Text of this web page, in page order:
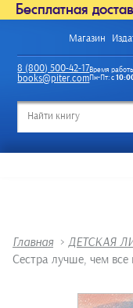
Бесплатная
Магазин
8 (800) 500-42-17
books@piter.com
Время
Пн-Пт: с
Главная > ДЕТСКАЯ
Сестра лучше, чем